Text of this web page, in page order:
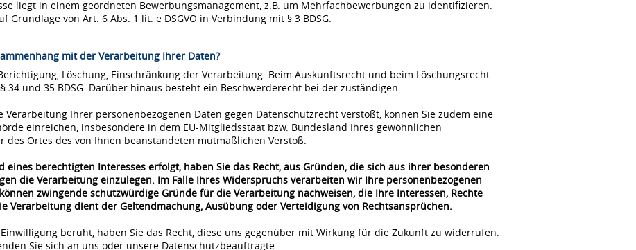
liegt in einem geordneten Bewerbungsmanagement, z.B. um Mehrfachbewerbungen zu identifizieren.
Grundlage von Art. 6 Abs. 1 lit. e DSGVO in Verbindung mit § 3 BDSG.
mit der Verarbeitung Ihrer Daten?
Löschung, Einschränkung der Verarbeitung. Beim Auskunftsrecht und beim Löschungsrecht
34 und 35 BDSG. Darüber hinaus besteht ein Beschwerderecht bei der zuständigen
Verarbeitung Ihrer personenbezogenen Daten gegen Datenschutzrecht verstößt, können Sie zudem eine
einreichen, insbesondere in dem EU-Mitgliedsstaat bzw. Bundesland Ihres gewöhnlichen
des Ortes des von Ihnen beanstandeten mutmaßlichen Verstoß.
eines berechtigten Interesses erfolgt, haben Sie das Recht, aus Gründen, die sich aus ihrer besonderen
die Verarbeitung einzulegen. Im Falle Ihres Widerspruchs verarbeiten wir Ihre personenbezogenen
zwingende schutzwürdige Gründe für die Verarbeitung nachweisen, die Ihre Interessen, Rechte
Verarbeitung dient der Geltendmachung, Ausübung oder Verteidigung von Rechtsansprüchen.
beruht, haben Sie das Recht, diese uns gegenüber mit Wirkung für die Zukunft zu widerrufen.
Sie sich an uns oder unsere Datenschutzbeauftragte.